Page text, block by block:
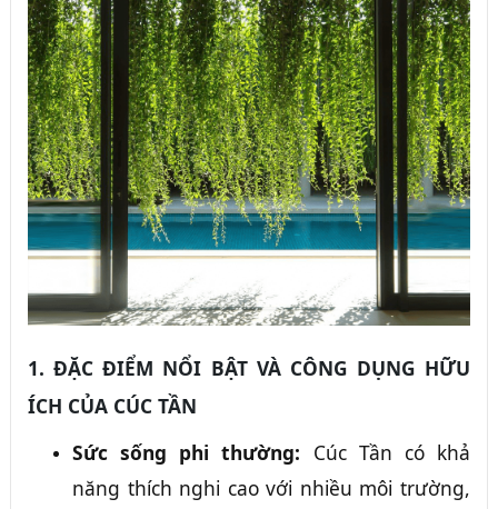
1. ĐẶC ĐIỂM NỔI BẬT VÀ CÔNG DỤNG HỮU
ÍCH CỦA CÚC TẦN
Sức sống phi thường: Cúc Tần có khả
năng thích nghi cao với nhiều môi trường,